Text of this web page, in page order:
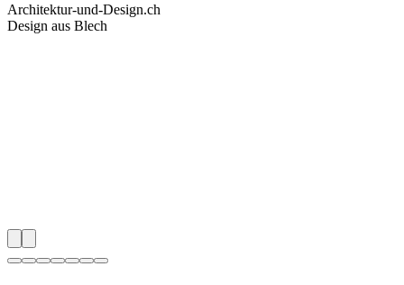
Architektur-und-Design.ch
Design aus Blech